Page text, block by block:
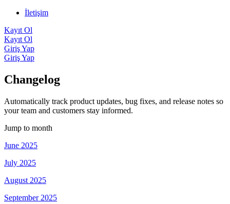
İletişim
Kayıt Ol
Kayıt Ol
Giriş Yap
Giriş Yap
Changelog
Automatically track product updates, bug fixes, and release notes so
your team and customers stay informed.
Jump to month
June 2025
July 2025
August 2025
September 2025